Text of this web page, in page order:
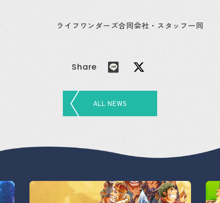
ライフワンダーズ合同会社・スタッフ一同
Share
ALL NEWS